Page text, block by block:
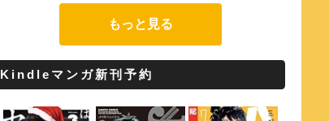
もっと見る
Kindleマンガ新刊予約